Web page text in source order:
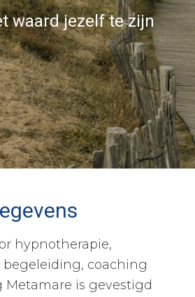
waard jezelf te zijn
hypnotherapie,
begeleiding, coaching
Metamare is gevestigd